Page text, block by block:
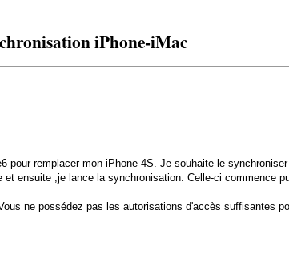
iPhone-iMac
pour remplacer mon iPhone 4S. Je souhaite le
ensuite ,je lance la synchronisation. Celle-ci commence
ne possédez pas les autorisations d'accès suffisantes